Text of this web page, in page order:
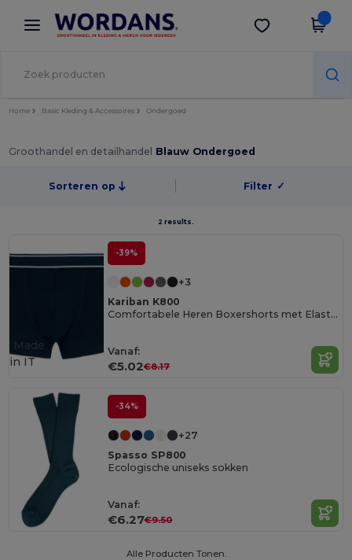
× Wordans-app
Betere prijzen in de app!
Download app
Home Basic Kleding & Accessoires Ondergoed
Groothandel en detailhandel Blauw Ondergoed
Sorteren op Filter ✓
2 results.
-39%
+3
Kariban K800
Comfortabele Heren Boxershorts met Elastische Taille
Vanaf:
€5.02€8.17
Made
in IT
-34%
+27
Spasso SP800
Ecologische uniseks sokken
Vanaf:
€6.27€9.50
Alle Producten Tonen.